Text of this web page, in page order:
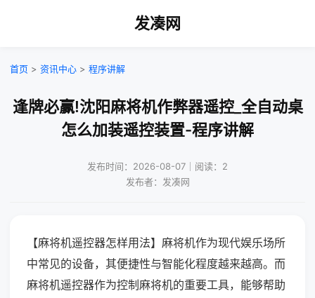
发凑网
首页 > 资讯中心 > 程序讲解
逢牌必赢!沈阳麻将机作弊器遥控_全自动桌
怎么加装遥控装置-程序讲解
发布时间：2026-08-07｜阅读：2
发布者：发凑网
【麻将机遥控器怎样用法】麻将机作为现代娱乐场所
中常见的设备，其便捷性与智能化程度越来越高。而
麻将机遥控器作为控制麻将机的重要工具，能够帮助